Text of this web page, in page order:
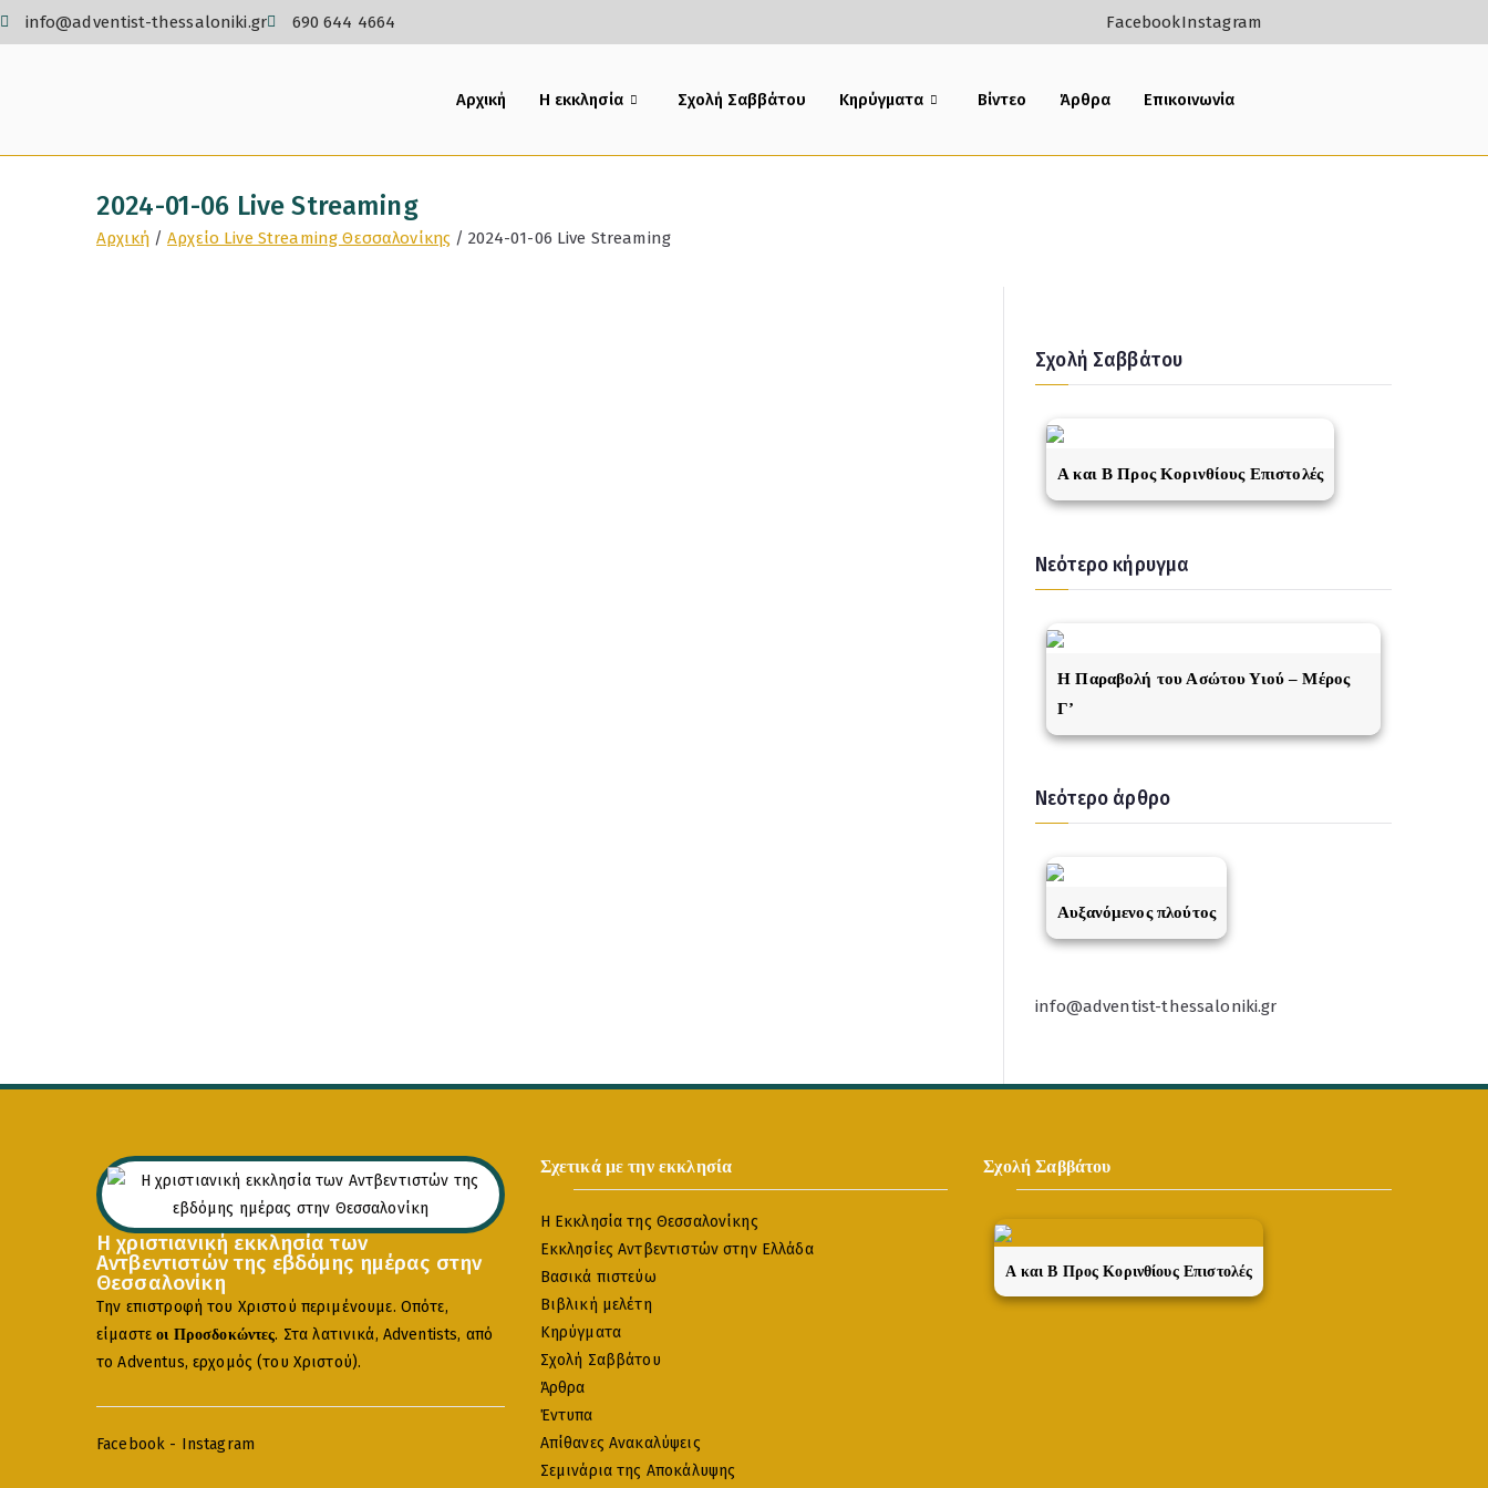
info@adventist-thessaloniki.gr 690 644 4664 FacebookInstagram
Αρχική Η εκκλησία Σχολή Σαββάτου Κηρύγματα Bίντεο Άρθρα Επικοινωνία
2024-01-06 Live Streaming
Αρχική Αρχείο Live Streaming Θεσσαλονίκης 2024-01-06 Live Streaming
Σχολή Σαββάτου
A και Β Προς Κορινθίους Επιστολές
Νεότερο κήρυγμα
Η Παραβολή του Ασώτου Υιού – Μέρος
Γ’
Νεότερο άρθρο
Αυξανόμενος πλούτος
info@adventist-thessaloniki.gr
Η χριστιανική εκκλησία των
Αντβεντιστών της εβδόμης ημέρας στην
Θεσσαλονίκη
Την επιστροφή του Χριστού περιμένουμε. Οπότε,
είμαστεοι Προσδοκώντες. Στα λατινικά, Adventists, από
το Adventus, ερχομός (του Χριστού).
Facebook - Instagram
Σχετικά με την εκκλησία
Η Εκκλησία της Θεσσαλονίκης
Εκκλησίες Αντβεντιστών στην Ελλάδα
Βασικά πιστεύω
Βιβλική μελέτη
Κηρύγματα
Σχολή Σαββάτου
Άρθρα
Έντυπα
Απίθανες Ανακαλύψεις
Σεμινάρια της Αποκάλυψης
Σχολή Σαββάτου
A και Β Προς Κορινθίους Επιστολές